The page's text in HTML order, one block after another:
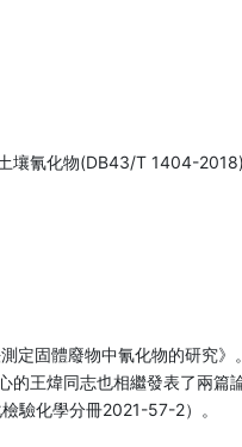
壤氰化物(DB43/T 1404-
定固體廢物中氰化物的研究
的王煒同志也相繼發表了兩篇
驗化學分冊2021-57-2）。